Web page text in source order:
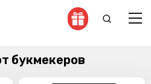
букмекеров